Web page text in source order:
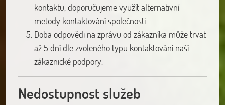
kontaktu, doporučujeme využít alternativní
metody kontaktování společnosti.
Doba odpovědi na zprávu od zákazníka může trvat
až 5 dní dle zvoleného typu kontaktování naší
zákaznické podpory.
Nedostupnost služeb